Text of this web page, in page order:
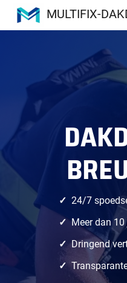
MULTIFIX-
24/7
Meer dan
Dringend